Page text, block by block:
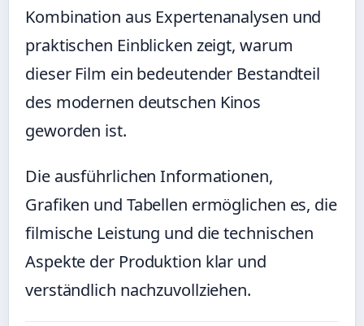
Kombination aus Expertenanalysen und
praktischen Einblicken zeigt, warum
dieser Film ein bedeutender Bestandteil
des modernen deutschen Kinos
geworden ist.
Die ausführlichen Informationen,
Grafiken und Tabellen ermöglichen es, die
filmische Leistung und die technischen
Aspekte der Produktion klar und
verständlich nachzuvollziehen.